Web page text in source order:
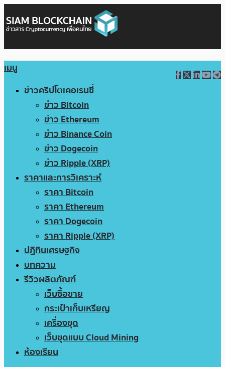
เมนู
ข่าวคริปโตเคอเรนซี่
ข่าว Bitcoin
ข่าว Ethereum
ข่าว Binance Coin
ข่าว Dogecoin
ข่าว Ripple (XRP)
ราคาและการวิเคราะห์
ราคา Bitcoin
ราคา Ethereum
ราคา Dogecoin
ราคา Ripple (XRP)
ปฏิทินเศรษฐกิจ
บทความ
รีวิวผลิตภัณฑ์
เว็บซื้อขาย
กระเป๋าเก็บเหรียญ
เครื่องขุด
เว็บขุดแบบ Cloud Mining
ห้องเรียน